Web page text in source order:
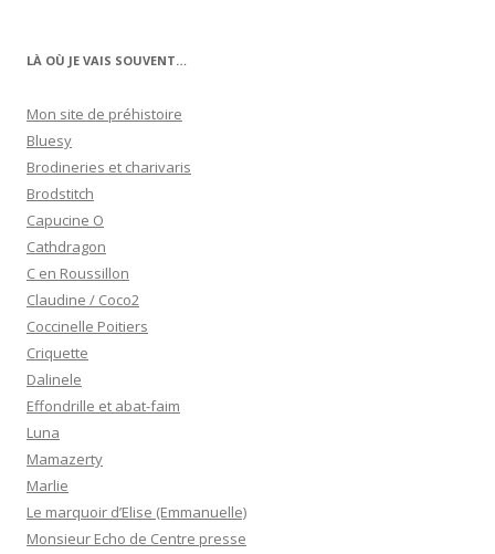
LÀ OÙ JE VAIS SOUVENT…
Mon site de préhistoire
Bluesy
Brodineries et charivaris
Brodstitch
Capucine O
Cathdragon
C en Roussillon
Claudine / Coco2
Coccinelle Poitiers
Criquette
Dalinele
Effondrille et abat-faim
Luna
Mamazerty
Marlie
Le marquoir d’Elise (Emmanuelle)
Monsieur Echo de Centre presse